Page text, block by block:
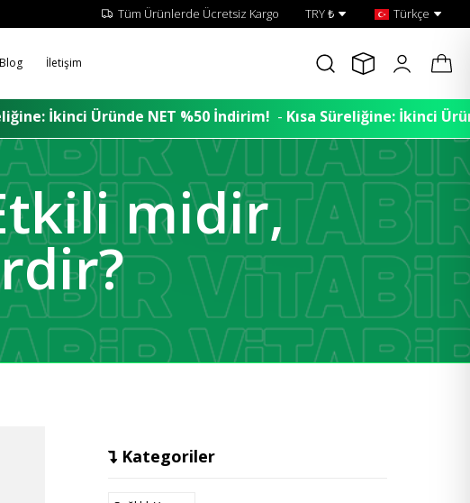
Tüm Ürünlerde Ücretsiz Kargo TRY ₺ Türkçe
Blog İletişim
%50 İndirim!-Kısa Süreliğine: İkinci Üründe NET %50 İndirim!
midir,
Kategoriler